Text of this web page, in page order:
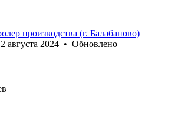
производства (г. Балабаново)
августа 2024 • Обновлено